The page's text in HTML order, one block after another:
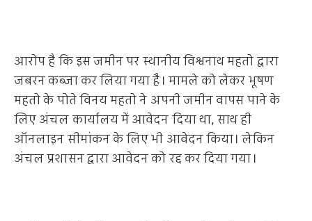
आरोप है कि इस जमीन पर स्थानीय विश्वनाथ महतो द्वारा
जबरन कब्जा कर लिया गया है। मामले को लेकर भूषण
महतो के पोते विनय महतो ने अपनी जमीन वापस पाने के
लिए अंचल कार्यालय में आवेदन दिया था, साथ ही
ऑनलाइन सीमांकन के लिए भी आवेदन किया। लेकिन
अंचल प्रशासन द्वारा आवेदन को रद्द कर दिया गया।